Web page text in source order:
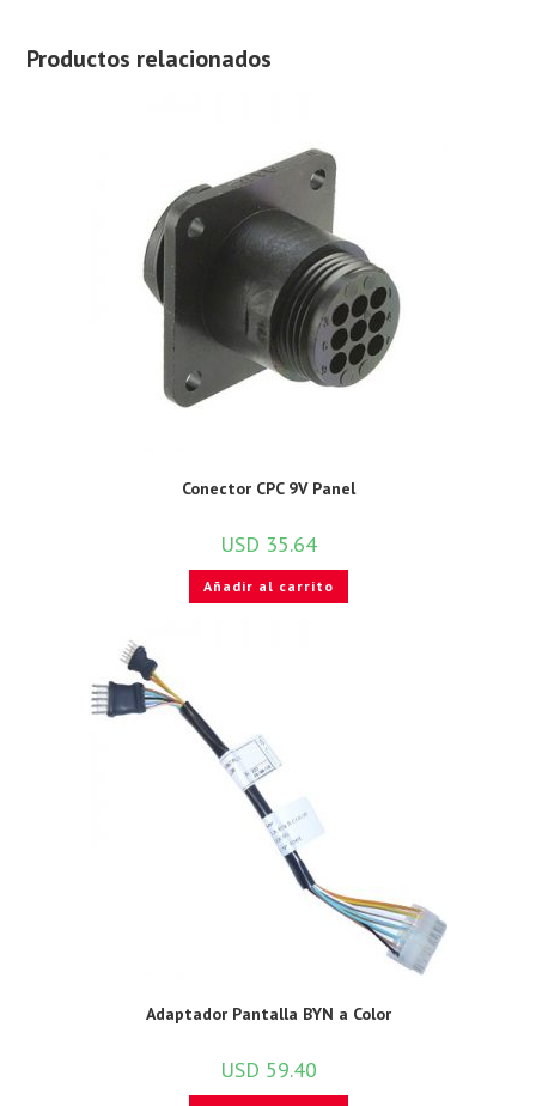
Productos relacionados
Conector CPC 9V Panel
USD 35.64
Añadir al carrito
Adaptador Pantalla BYN a Color
USD 59.40